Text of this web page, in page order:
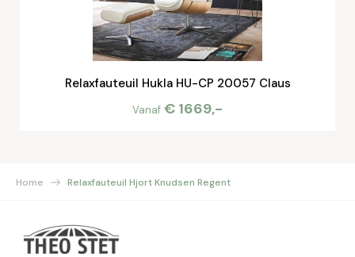
Relaxfauteuil Hukla HU-CP 20057 Claus
Vanaf € 1669,-
Home Relaxfauteuil Hjort Knudsen Regent